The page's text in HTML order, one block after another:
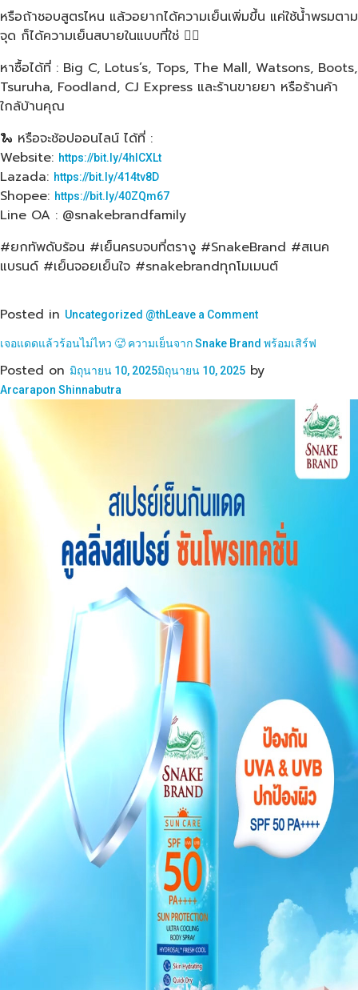
หรือถ้าชอบสูตรไหน แล้วอยากได้ความเย็นเพิ่มขึ้น แค่ใช้น้ำพรมตาม
จุด ก็ได้ความเย็นสบายในแบบที่ใช่ 👍🏻
หาซื้อได้ที่ : Big C, Lotus’s, Tops, The Mall, Watsons, Boots,
Tsuruha, Foodland, CJ Express และร้านขายยา หรือร้านค้า
ใกล้บ้านคุณ
🐍 หรือจะช้อปออนไลน์ ได้ที่ :
Website: https://bit.ly/4hlCXLt
Lazada: https://bit.ly/414tv8D
Shopee: https://bit.ly/40ZQm67
Line OA : @snakebrandfamily
#ยกทัพดับร้อน #เย็นครบจบที่ตรางู #SnakeBrand #สเนค
แบรนด์​ #เย็นจอยเย็นใจ #snakebrandทุกโมเมนต์
Posted in Uncategorized @thLeave a Commenton
ใช้
ตรา
งู
ต้องการ
เจอแดดแล้วร้อนไม่ไหว 🥵 ความเย็นจาก Snake Brand พร้อมเสิร์ฟ
Posted on มิถุนายน 10, 2025มิถุนายน 10, 2025 by
Arcarapon Shinnabutra